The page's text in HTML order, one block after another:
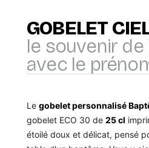
GOBELET
le souvenir
avec le
Le gobelet personnalisé
gobelet ECO 30 de 25 cl
étoilé doux et délicat, pensé